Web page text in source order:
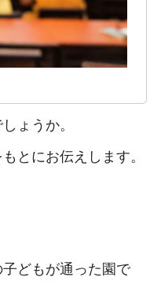
ょうか。
とにお伝えします。
どもが通った園で